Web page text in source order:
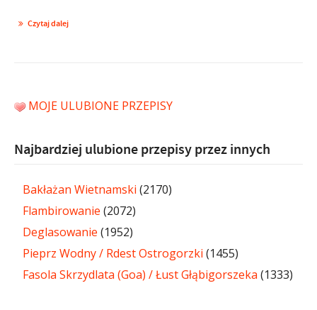
Czytaj dalej
MOJE ULUBIONE PRZEPISY
Najbardziej ulubione przepisy przez innych
Bakłażan Wietnamski (2170)
Flambirowanie (2072)
Deglasowanie (1952)
Pieprz Wodny / Rdest Ostrogorzki (1455)
Fasola Skrzydlata (Goa) / Łust Głąbigorszeka (1333)